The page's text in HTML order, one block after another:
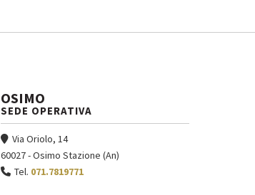
OSIMO
SEDE OPERATIVA
Via Oriolo, 14
60027 - Osimo Stazione (An)
Tel. 071.7819771